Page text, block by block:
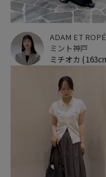
ADAM ET ROPÉ
ミント神戸
ミチオカ